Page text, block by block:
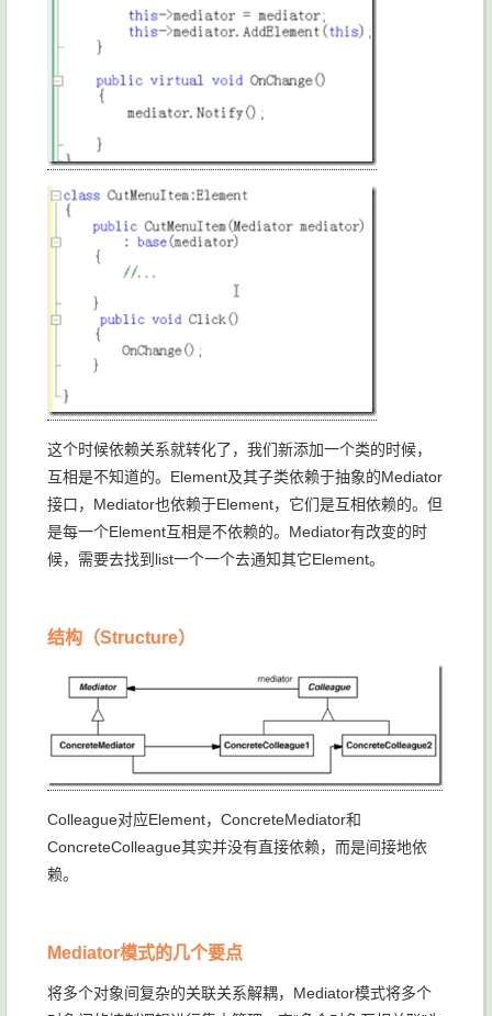
这个时候依赖关系就转化了，我们新添加一个类的时候，
互相是不知道的。Element及其子类依赖于抽象的Mediator
接口，Mediator也依赖于Element，它们是互相依赖的。但
是每一个Element互相是不依赖的。Mediator有改变的时
候，需要去找到list一个一个去通知其它Element。
结构（Structure）
Colleague对应Element，ConcreteMediator和
ConcreteColleague其实并没有直接依赖，而是间接地依
赖。
Mediator模式的几个要点
将多个对象间复杂的关联关系解耦，Mediator模式将多个